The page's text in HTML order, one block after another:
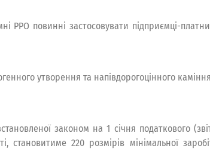
РРО повинні застосовувати підприємці-
утворення та напівдорогоцінного
законом на 1 січня податкового
220 розмірів мінімальної